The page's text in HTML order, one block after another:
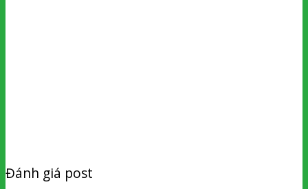
Đánh giá post